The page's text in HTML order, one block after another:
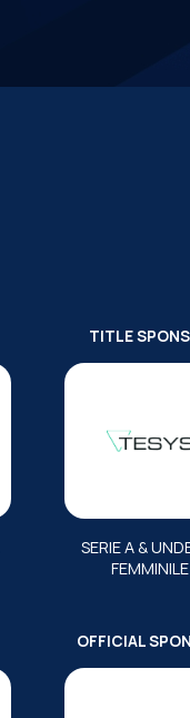
TITLE
SERIE A &
FEMMINILE
OFFICIAL